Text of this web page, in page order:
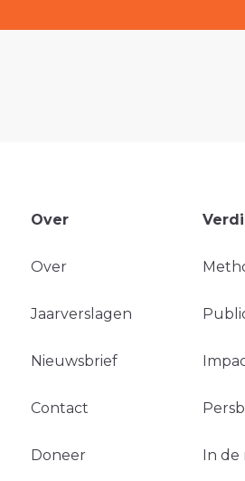
Over
Over
Jaarverslagen
Nieuwsbrief
Contact
Doneer In de